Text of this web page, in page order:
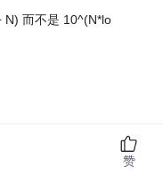
N) 而不是 10^(N*lo
赞